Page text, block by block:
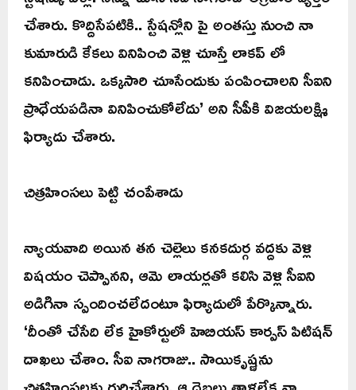
చేశారు. కొద్దిసేపటికి.. స్టేషన్లోని పై అంతస్తు నుంచి నా
కుమారుడి కేకలు వినిపించి వెళ్లి చూస్తే లాకప్ లో
కనిపించాడు. ఒక్కసారి చూసేందుకు పంపించాలని సీఐని
ప్రాధేయపడినా వినిపించుకోలేదు’ అని సీపీకి విజయలక్ష్మి
ఫిర్యాదు చేశారు.
చిత్రహింసలు పెట్టి చంపేశాడు
న్యాయవాది అయిన తన చెల్లెలు కనకదుర్గ వద్దకు వెళ్లి
విషయం చెప్పానని, ఆమె లాయర్లతో కలిసి వెళ్లి సీఐని
అడిగినా స్పందించలేదంటూ ఫిర్యాదులో పేర్కొన్నారు.
‘దీంతో చేసేది లేక హైకోర్టులో హెబియస్ కార్పస్ పిటిషన్
దాఖలు చేశాం. సీఐ నాగరాజు.. సాయికృష్ణను